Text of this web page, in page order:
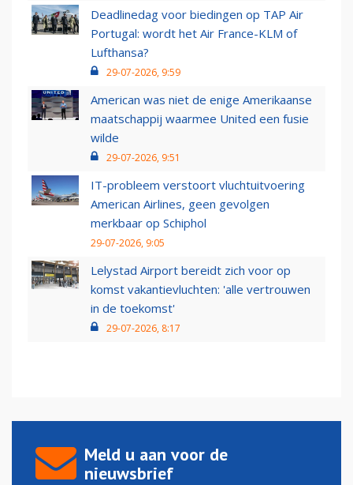
Deadlinedag voor biedingen op TAP Air
Portugal: wordt het Air France-KLM of
Lufthansa?
29-07-2026, 9:59
American was niet de enige Amerikaanse
maatschappij waarmee United een fusie
wilde
29-07-2026, 9:51
IT-probleem verstoort vluchtuitvoering
American Airlines, geen gevolgen
merkbaar op Schiphol
29-07-2026, 9:05
Lelystad Airport bereidt zich voor op
komst vakantievluchten: 'alle vertrouwen
in de toekomst'
29-07-2026, 8:17
Meld u aan voor de
nieuwsbrief